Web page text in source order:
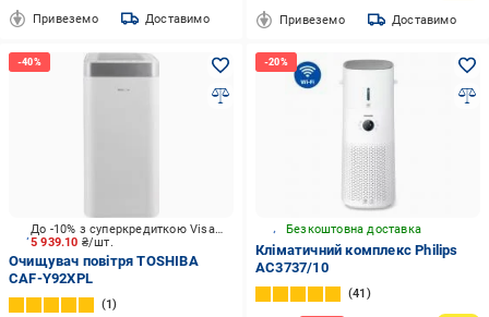
Привеземо Доставимо Привеземо Доставимо
5 939.10 ₴/шт.
До -10% з суперкредиткою Visa Вигода
Очищувач повітря TOSHIBA
CAF-Y92XPL
1
Безкоштовна доставка
Кліматичний комплекс Philips
AC3737/10
41